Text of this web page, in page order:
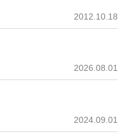
2012.10.18
2026.08.01
2024.09.01